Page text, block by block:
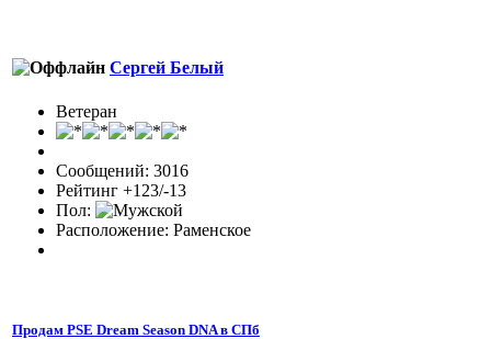
Сергей Белый
Ветеран
Сообщений: 3016
Рейтинг +123/-13
Пол:
Расположение: Раменское
Продам PSE Dream Season DNA в СПб